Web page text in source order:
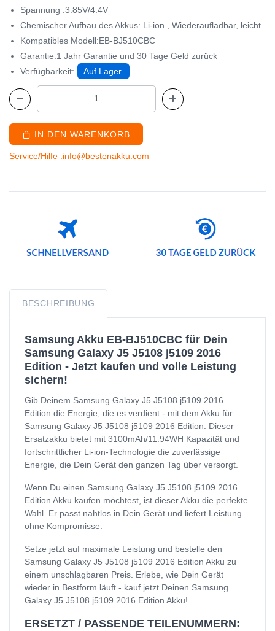
Spannung :3.85V/4.4V
Chemischer Aufbau des Akkus: Li-ion , Wiederaufladbar, leicht
Kompatibles Modell:EB-BJ510CBC
Garantie:1 Jahr Garantie und 30 Tage Geld zurück
Verfügbarkeit:
Auf Lager.
IN DEN WARENKORB
Service/Hilfe :info@bestenakku.com
BESCHREIBUNG
Samsung Akku EB-BJ510CBC für Dein
Samsung Galaxy J5 J5108 j5109 2016
Edition - Jetzt kaufen und volle Leistung
sichern!
Gib Deinem Samsung Galaxy J5 J5108 j5109 2016
Edition die Energie, die es verdient - mit dem Akku für
Samsung Galaxy J5 J5108 j5109 2016 Edition. Dieser
Ersatzakku bietet mit 3100mAh/11.94WH Kapazität und
fortschrittlicher Li-ion-Technologie die zuverlässige
Energie, die Dein Gerät den ganzen Tag über versorgt.
Wenn Du einen Samsung Galaxy J5 J5108 j5109 2016
Edition Akku kaufen möchtest, ist dieser Akku die perfekte
Wahl. Er passt nahtlos in Dein Gerät und liefert Leistung
ohne Kompromisse.
Setze jetzt auf maximale Leistung und bestelle den
Samsung Galaxy J5 J5108 j5109 2016 Edition Akku zu
einem unschlagbaren Preis. Erlebe, wie Dein Gerät
wieder in Bestform läuft - kauf jetzt Deinen Samsung
Galaxy J5 J5108 j5109 2016 Edition Akku!
ERSETZT / PASSENDE TEILENUMMERN: